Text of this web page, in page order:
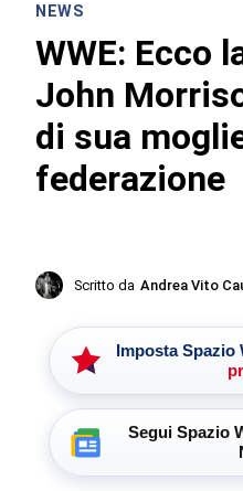
NEWS
WWE: Ecco
John
di sua
federazione
Scritto da Andrea Vito
Imposta Spazio
Segui Spazio